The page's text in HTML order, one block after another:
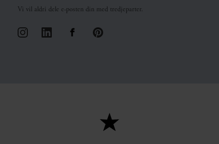
Vi vil aldri dele e-posten din med tredjeparter.